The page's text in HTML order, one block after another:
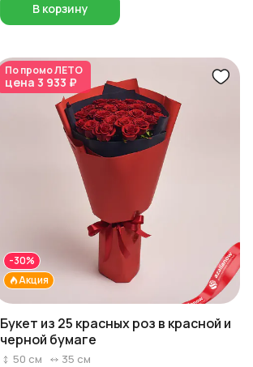
В корзину
По промоЛЕТО
цена 3 933 ₽
Акция
-30%
Букет из 25 красных роз в красной и
черной бумаге
50 см 35 см